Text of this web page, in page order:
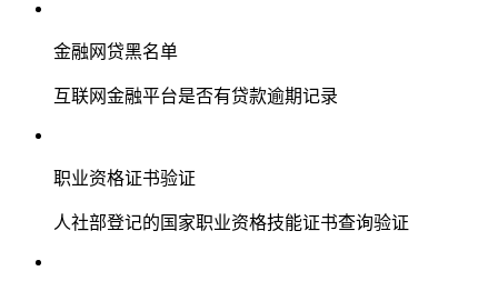
金融网贷黑名单
互联网金融平台是否有贷款逾期记录
职业资格证书验证
人社部登记的国家职业资格技能证书查询验证